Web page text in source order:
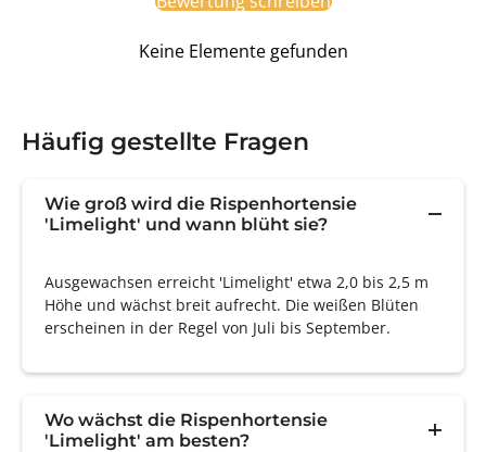
Keine Elemente gefunden
Häufig gestellte Fragen
Wie groß wird die Rispenhortensie
'Limelight' und wann blüht sie?
Ausgewachsen erreicht 'Limelight' etwa 2,0 bis 2,5 m
Höhe und wächst breit aufrecht. Die weißen Blüten
erscheinen in der Regel von Juli bis September.
Wo wächst die Rispenhortensie
'Limelight' am besten?